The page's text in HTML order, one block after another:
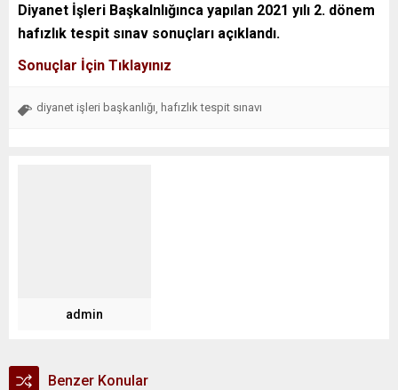
Diyanet İşleri Başkalnlığınca yapılan 2021 yılı 2. dönem
hafızlık tespit sınav sonuçları açıklandı.
Sonuçlar İçin Tıklayınız
diyanet işleri başkanlığı hafızlık tespit sınavı
admin
Benzer Konular